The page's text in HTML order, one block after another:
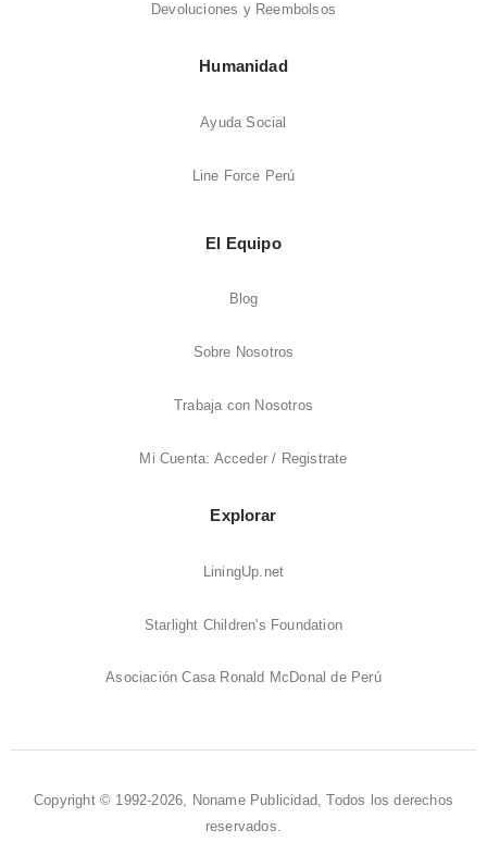
Devoluciones y Reembolsos
Humanidad
Ayuda Social
Line Force Perú
El Equipo
Blog
Sobre Nosotros
Trabaja con Nosotros
Mi Cuenta: Acceder / Registrate
Explorar
LiningUp.net
Starlight Children's Foundation
Asociación Casa Ronald McDonal de Perú
Copyright © 1992-2026, Noname Publicidad, Todos los derechos
reservados.